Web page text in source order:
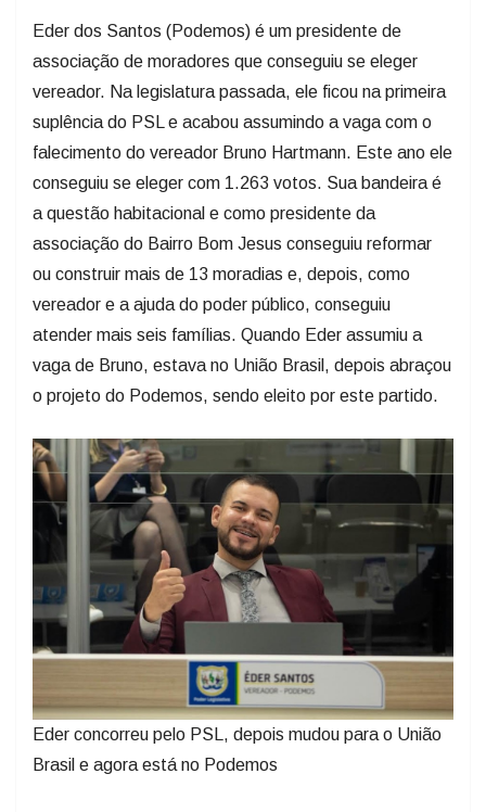
Eder dos Santos (Podemos) é um presidente de
associação de moradores que conseguiu se eleger
vereador. Na legislatura passada, ele ficou na primeira
suplência do PSL e acabou assumindo a vaga com o
falecimento do vereador Bruno Hartmann. Este ano ele
conseguiu se eleger com 1.263 votos. Sua bandeira é
a questão habitacional e como presidente da
associação do Bairro Bom Jesus conseguiu reformar
ou construir mais de 13 moradias e, depois, como
vereador e a ajuda do poder público, conseguiu
atender mais seis famílias. Quando Eder assumiu a
vaga de Bruno, estava no União Brasil, depois abraçou
o projeto do Podemos, sendo eleito por este partido.
Eder concorreu pelo PSL, depois mudou para o União
Brasil e agora está no Podemos